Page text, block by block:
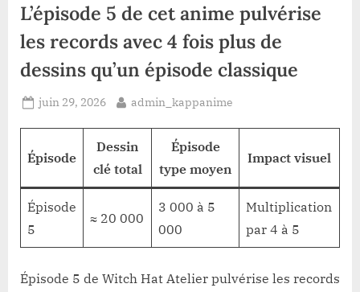
L’épisode 5 de cet anime pulvérise
les records avec 4 fois plus de
dessins qu’un épisode classique
Posted
juin 29, 2026 By
admin_kappanime
Épisode
Dessin
clé total
Épisode
type moyen
Impact visuel
Épisode
5
≈ 20 000
3 000 à 5
000
Multiplication
par 4 à 5
Épisode 5 de Witch Hat Atelier pulvérise les records